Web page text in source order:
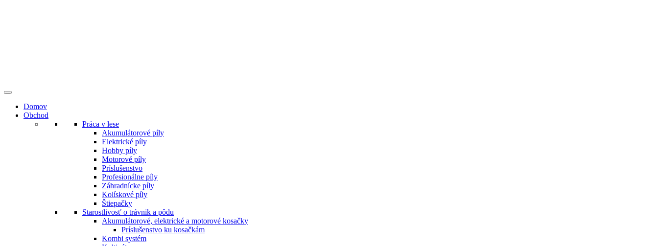
Domov
Obchod
Práca v lese
Akumulátorové píly
Elektrické píly
Hobby píly
Motorové píly
Príslušenstvo
Profesionálne píly
Záhradnícke píly
Kolískové píly
Štiepačky
Starostlivosť o trávnik a pôdu
Akumulátorové, elektrické a motorové kosačky
Príslušenstvo ku kosačkám
Kombi systém